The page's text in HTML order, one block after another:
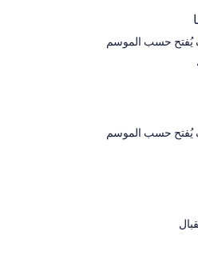
حسب الموسم
حسب الموسم